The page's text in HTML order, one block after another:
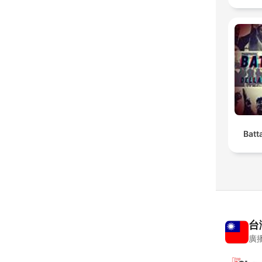
台
廣